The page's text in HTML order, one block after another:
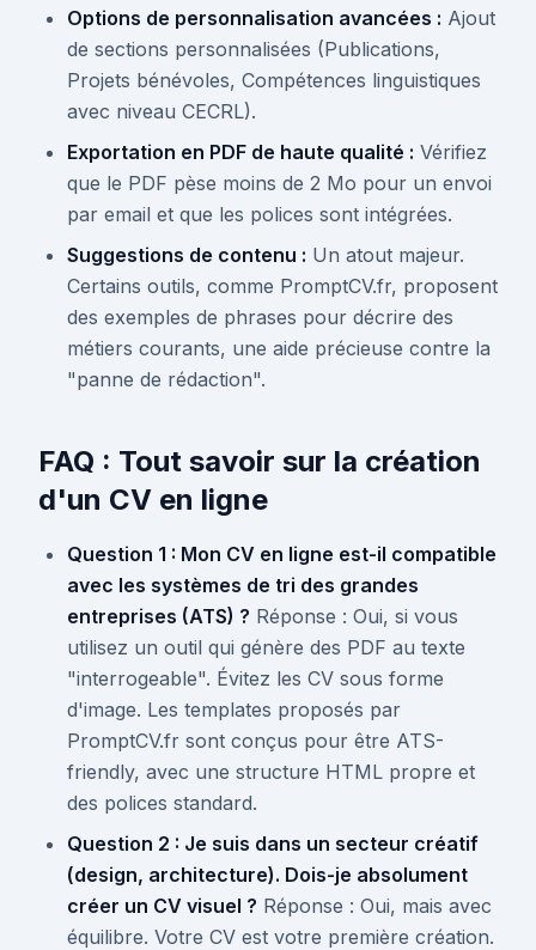
Options de personnalisation avancées : Ajout
de sections personnalisées (Publications,
Projets bénévoles, Compétences linguistiques
avec niveau CECRL).
Exportation en PDF de haute qualité : Vérifiez
que le PDF pèse moins de 2 Mo pour un envoi
par email et que les polices sont intégrées.
Suggestions de contenu : Un atout majeur.
Certains outils, comme PromptCV.fr, proposent
des exemples de phrases pour décrire des
métiers courants, une aide précieuse contre la
"panne de rédaction".
FAQ : Tout savoir sur la création
d'un CV en ligne
Question 1 : Mon CV en ligne est-il compatible
avec les systèmes de tri des grandes
entreprises (ATS) ? Réponse : Oui, si vous
utilisez un outil qui génère des PDF au texte
"interrogeable". Évitez les CV sous forme
d'image. Les templates proposés par
PromptCV.fr sont conçus pour être ATS-
friendly, avec une structure HTML propre et
des polices standard.
Question 2 : Je suis dans un secteur créatif
(design, architecture). Dois-je absolument
créer un CV visuel ? Réponse : Oui, mais avec
équilibre. Votre CV est votre première création.